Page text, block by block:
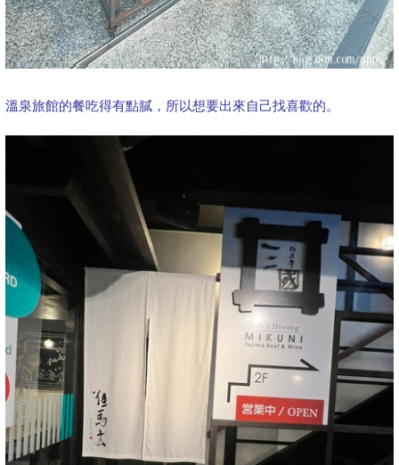
溫泉旅館的餐吃得有點膩，所以想要出來自己找喜歡的。